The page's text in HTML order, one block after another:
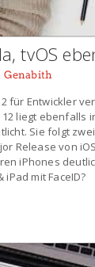
tvOS
Genabith
für Entwickler
liegt
Sie folgt
Release von
iPhones
iPad mit FaceID?